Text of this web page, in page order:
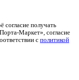
получать
Маркет», согласие
с политикой